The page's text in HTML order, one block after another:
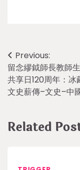
Post
navigation
Previous:
留念繆鉞師長教師
共享日120周年：冰
文史薪傳–文史–中
Related